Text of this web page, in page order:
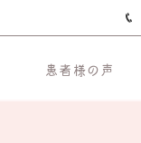
患者様の声